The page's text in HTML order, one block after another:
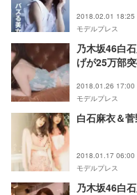
2018.02.01 18:25
モデルプレス
乃木坂46白
げが25万部
2018.01.26 17:00
モデルプレス
白石麻衣＆
2018.01.17 06:00
モデルプレス
乃木坂46白